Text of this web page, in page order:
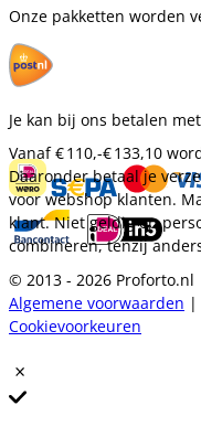
Onze pakketten worden
Je kan bij ons betalen met
Vanaf€ 110,-€ 133,10
Daaronder betaal je
voor webshop klanten.
klant. Niet geldig op
combineren, tenzij
© 2013 - 2026 Proforto.nl
Algemene voorwaarden |
Cookievoorkeuren